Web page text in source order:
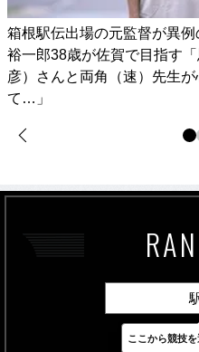
箱根駅伝出場の元監督が異
裕一郎38歳が佐賀で目指す
彦）さんと両角（速）先生
て…」
最新
ここから競技